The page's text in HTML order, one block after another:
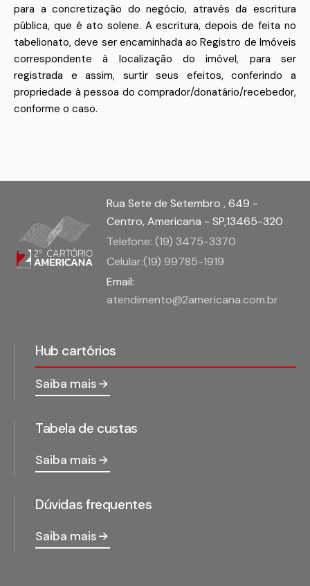
para a concretização do negócio, através da escritura
pública, que é ato solene. A escritura, depois de feita no
tabelionato, deve ser encaminhada ao Registro de Imóveis
correspondente à localização do imóvel, para ser
registrada e assim, surtir seus efeitos, conferindo a
propriedade à pessoa do comprador/donatário/recebedor,
conforme o caso.
Rua Sete de Setembro , 649 -
Centro, Americana - SP,13465-320
Telefone: (19) 3475-3370
Celular:(19) 99785-1919
Email:
atendimento@2americana.com.br
Hub cartórios
Saiba mais
Tabela de custas
Saiba mais
Dúvidas frequentes
Saiba mais